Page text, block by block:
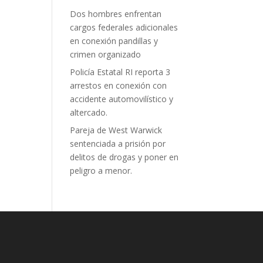
Dos hombres enfrentan
cargos federales adicionales
en conexión pandillas y
crimen organizado
Policía Estatal RI reporta 3
arrestos en conexión con
accidente automovilístico y
altercado.
Pareja de West Warwick
sentenciada a prisión por
delitos de drogas y poner en
peligro a menor.